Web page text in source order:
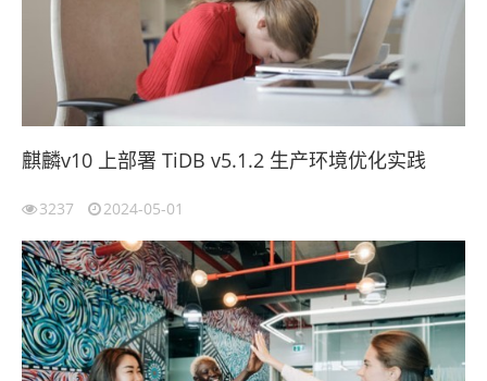
麒麟v10 上部署 TiDB v5.1.2 生产环境优化实践
3237 2024-05-01